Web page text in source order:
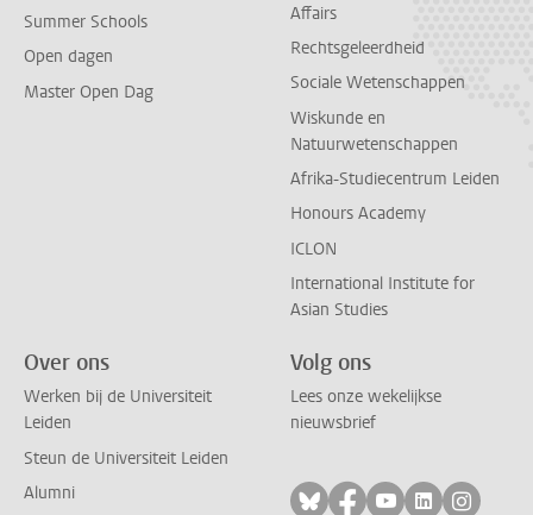
Summer Schools
Open dagen
Master Open Dag
Affairs
Rechtsgeleerdheid
Sociale Wetenschappen
Wiskunde en
Natuurwetenschappen
Afrika-Studiecentrum Leiden
Honours Academy
ICLON
International Institute for
Asian Studies
Over ons
Werken bij de Universiteit
Leiden
Steun de Universiteit Leiden
Alumni
Volg ons
Lees onze wekelijkse
nieuwsbrief
Volg ons op bluesky
Volg ons op
Volg ons op
Volg ons
Volg